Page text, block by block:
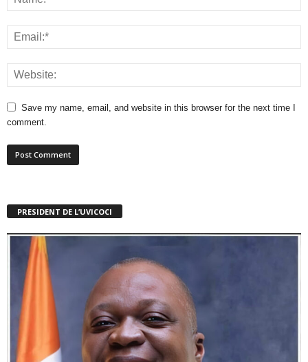
Save my name, email, and website in this browser for the next time I
comment.
PRESIDENT DE L’UVICOCI